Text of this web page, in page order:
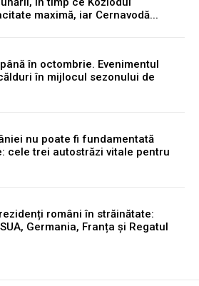
maximă, iar Cernavodă...
în octombrie. Evenimentul
în mijlocul sezonului de
nu poate fi fundamentată
cele trei autostrăzi vitale pentru
români în străinătate:
Germania, Franța și Regatul